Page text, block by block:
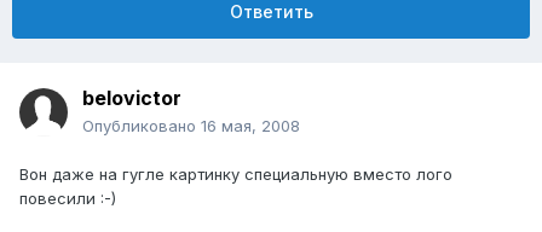
Ответить
belovictor
Опубликовано 16 мая, 2008
Вон даже на гугле картинку специальную вместо лого
повесили :-)